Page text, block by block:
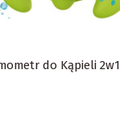
do Kąpieli 2w1